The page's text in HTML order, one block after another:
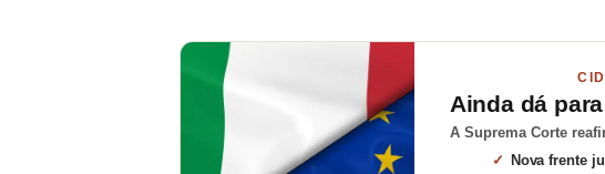
Ainda dá
A Suprema Corte
Nova frente